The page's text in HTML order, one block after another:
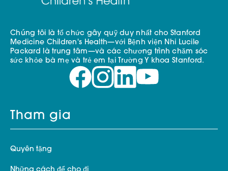
Chúng tôi là tổ chức gây quỹ duy nhất cho Stanford
Medicine Children's Health—với Bệnh viện Nhi Lucile
Packard là trung tâm—và các chương trình chăm sóc
sức khỏe bà mẹ và trẻ em tại Trường Y khoa Stanford.
Tham gia
Quyên tặng